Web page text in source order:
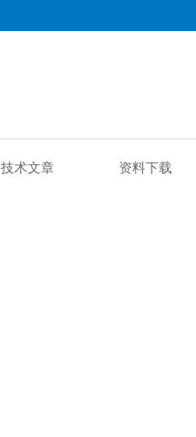
技术文章 资料下载